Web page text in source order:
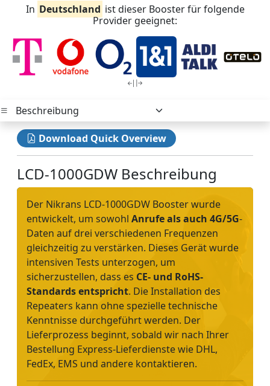
In Deutschland ist dieser Booster für folgende
Provider geeignet:
Download Quick Overview
LCD-1000GDW Beschreibung
Der Nikrans LCD-1000GDW Booster wurde
entwickelt, um sowohl Anrufe als auch 4G/5G-
Daten auf drei verschiedenen Frequenzen
gleichzeitig zu verstärken. Dieses Gerät wurde
intensiven Tests unterzogen, um
sicherzustellen, dass es CE- und RoHS-
Standards entspricht. Die Installation des
Repeaters kann ohne spezielle technische
Kenntnisse durchgeführt werden. Der
Lieferprozess beginnt, sobald wir nach Ihrer
Bestellung Express-Lieferdienste wie DHL,
FedEx, EMS und andere kontaktieren.